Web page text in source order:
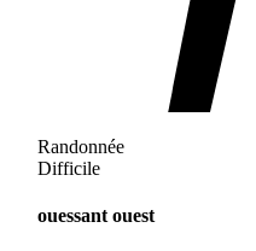
Randonnée
Difficile
ouessant ouest